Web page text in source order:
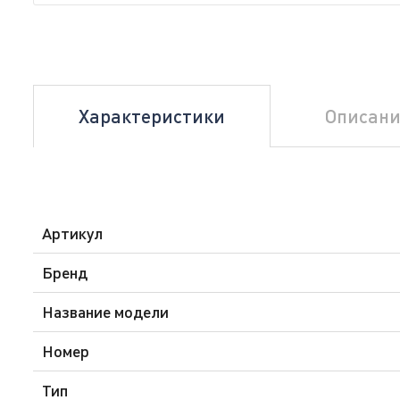
Характеристики
Артикул
Бренд
Название модели
Номер
Тип